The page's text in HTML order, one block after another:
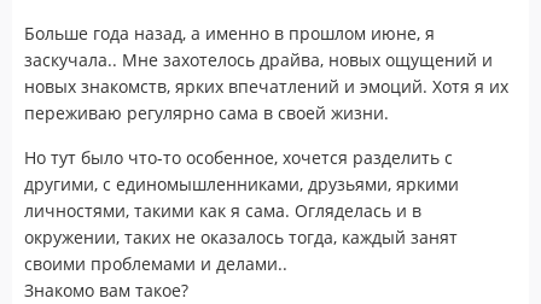
Больше года назад, а именно в прошлом июне, я
заскучала.. Мне захотелось драйва, новых ощущений и
новых знакомств, ярких впечатлений и эмоций. Хотя я их
переживаю регулярно сама в своей жизни.
Но тут было что-то особенное, хочется разделить с
другими, с единомышленниками, друзьями, яркими
личностями, такими как я сама. Огляделась и в
окружении, таких не оказалось тогда, каждый занят
своими проблемами и делами..
Знакомо вам такое?